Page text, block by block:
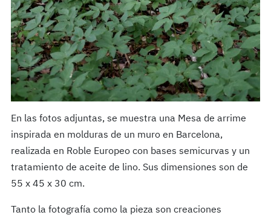
En las fotos adjuntas, se muestra una Mesa de arrime
inspirada en molduras de un muro en Barcelona,
realizada en Roble Europeo con bases semicurvas y un
tratamiento de aceite de lino. Sus dimensiones son de
55 x 45 x 30 cm.
Tanto la fotografía como la pieza son creaciones